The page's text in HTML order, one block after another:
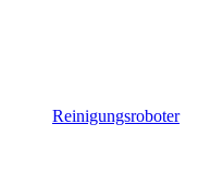
Reinigungsroboter